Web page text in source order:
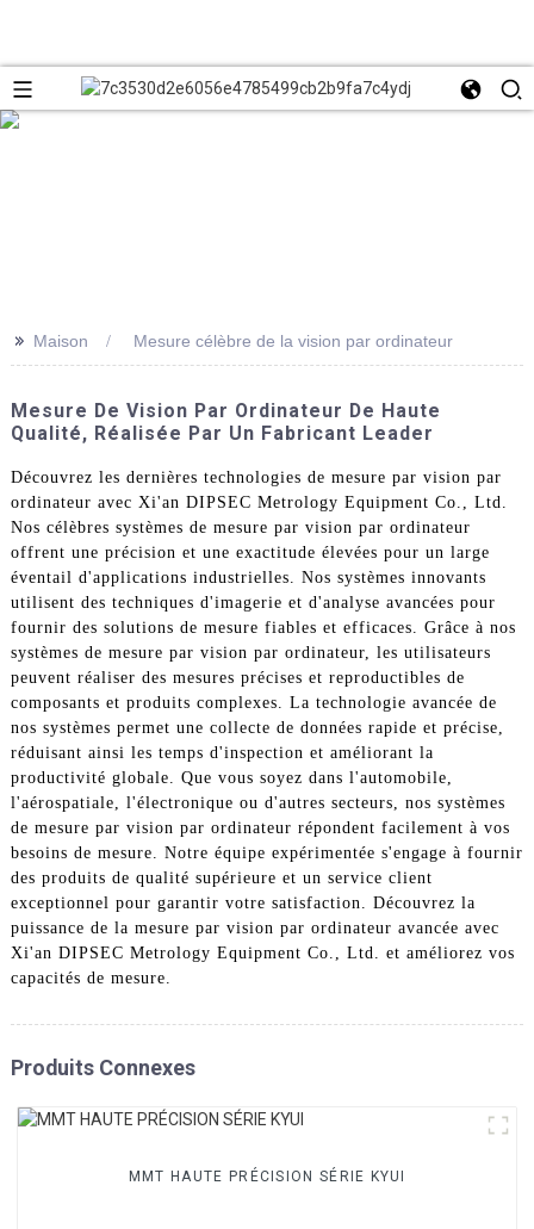
>> Maison Mesure célèbre de la vision par ordinateur
Mesure De Vision Par Ordinateur De Haute
Qualité, Réalisée Par Un Fabricant Leader
Découvrez les dernières technologies de mesure par vision par
ordinateur avec Xi'an DIPSEC Metrology Equipment Co., Ltd.
Nos célèbres systèmes de mesure par vision par ordinateur
offrent une précision et une exactitude élevées pour un large
éventail d'applications industrielles. Nos systèmes innovants
utilisent des techniques d'imagerie et d'analyse avancées pour
fournir des solutions de mesure fiables et efficaces. Grâce à nos
systèmes de mesure par vision par ordinateur, les utilisateurs
peuvent réaliser des mesures précises et reproductibles de
composants et produits complexes. La technologie avancée de
nos systèmes permet une collecte de données rapide et précise,
réduisant ainsi les temps d'inspection et améliorant la
productivité globale. Que vous soyez dans l'automobile,
l'aérospatiale, l'électronique ou d'autres secteurs, nos systèmes
de mesure par vision par ordinateur répondent facilement à vos
besoins de mesure. Notre équipe expérimentée s'engage à fournir
des produits de qualité supérieure et un service client
exceptionnel pour garantir votre satisfaction. Découvrez la
puissance de la mesure par vision par ordinateur avancée avec
Xi'an DIPSEC Metrology Equipment Co., Ltd. et améliorez vos
capacités de mesure.
Produits Connexes
MMT HAUTE PRÉCISION SÉRIE KYUI